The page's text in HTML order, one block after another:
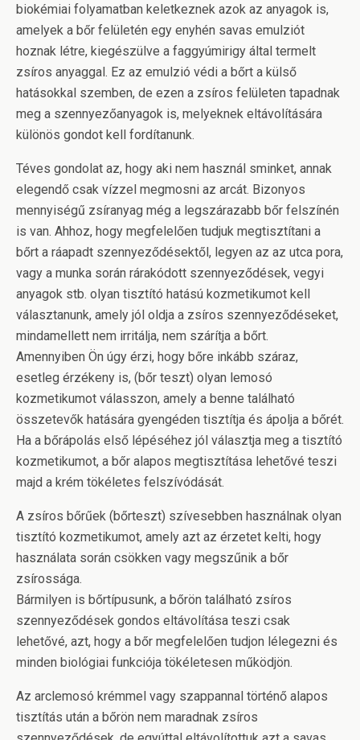
biokémiai folyamatban keletkeznek azok az anyagok is,
amelyek a bőr felületén egy enyhén savas emulziót
hoznak létre, kiegészülve a faggyúmirigy által termelt
zsíros anyaggal. Ez az emulzió védi a bőrt a külső
hatásokkal szemben, de ezen a zsíros felületen tapadnak
meg a szennyezőanyagok is, melyeknek eltávolítására
különös gondot kell fordítanunk.
Téves gondolat az, hogy aki nem használ sminket, annak
elegendő csak vízzel megmosni az arcát. Bizonyos
mennyiségű zsíranyag még a legszárazabb bőr felszínén
is van. Ahhoz, hogy megfelelően tudjuk megtisztítani a
bőrt a ráapadt szennyeződésektől, legyen az az utca pora,
vagy a munka során rárakódott szennyeződések, vegyi
anyagok stb. olyan tisztító hatású kozmetikumot kell
választanunk, amely jól oldja a zsíros szennyeződéseket,
mindamellett nem irritálja, nem szárítja a bőrt.
Amennyiben Ön úgy érzi, hogy bőre inkább száraz,
esetleg érzékeny is, (bőr teszt) olyan lemosó
kozmetikumot válasszon, amely a benne található
összetevők hatására gyengéden tisztítja és ápolja a bőrét.
Ha a bőrápolás első lépéséhez jól választja meg a tisztító
kozmetikumot, a bőr alapos megtisztítása lehetővé teszi
majd a krém tökéletes felszívódását.
A zsíros bőrűek (bőrteszt) szívesebben használnak olyan
tisztító kozmetikumot, amely azt az érzetet kelti, hogy
használata során csökken vagy megszűnik a bőr
zsírossága.
Bármilyen is bőrtípusunk, a bőrön található zsíros
szennyeződések gondos eltávolítása teszi csak
lehetővé, azt, hogy a bőr megfelelően tudjon lélegezni és
minden biológiai funkciója tökéletesen működjön.
Az arclemosó krémmel vagy szappannal történő alapos
tisztítás után a bőrön nem maradnak zsíros